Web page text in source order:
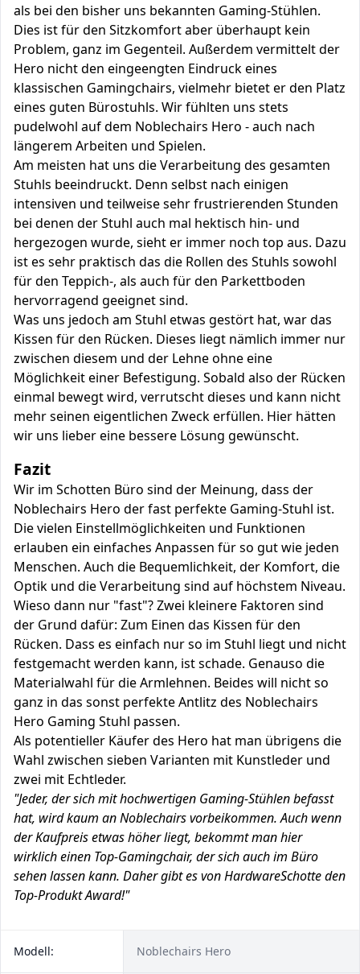
als bei den bisher uns bekannten Gaming-Stühlen.
Dies ist für den Sitzkomfort aber überhaupt kein
Problem, ganz im Gegenteil. Außerdem vermittelt der
Hero nicht den eingeengten Eindruck eines
klassischen Gamingchairs, vielmehr bietet er den Platz
eines guten Bürostuhls. Wir fühlten uns stets
pudelwohl auf dem Noblechairs Hero - auch nach
längerem Arbeiten und Spielen.
Am meisten hat uns die Verarbeitung des gesamten
Stuhls beeindruckt. Denn selbst nach einigen
intensiven und teilweise sehr frustrierenden Stunden
bei denen der Stuhl auch mal hektisch hin- und
hergezogen wurde, sieht er immer noch top aus. Dazu
ist es sehr praktisch das die Rollen des Stuhls sowohl
für den Teppich-, als auch für den Parkettboden
hervorragend geeignet sind.
Was uns jedoch am Stuhl etwas gestört hat, war das
Kissen für den Rücken. Dieses liegt nämlich immer nur
zwischen diesem und der Lehne ohne eine
Möglichkeit einer Befestigung. Sobald also der Rücken
einmal bewegt wird, verrutscht dieses und kann nicht
mehr seinen eigentlichen Zweck erfüllen. Hier hätten
wir uns lieber eine bessere Lösung gewünscht.
Fazit
Wir im Schotten Büro sind der Meinung, dass der
Noblechairs Hero der fast perfekte Gaming-Stuhl ist.
Die vielen Einstellmöglichkeiten und Funktionen
erlauben ein einfaches Anpassen für so gut wie jeden
Menschen. Auch die Bequemlichkeit, der Komfort, die
Optik und die Verarbeitung sind auf höchstem Niveau.
Wieso dann nur "fast"? Zwei kleinere Faktoren sind
der Grund dafür: Zum Einen das Kissen für den
Rücken. Dass es einfach nur so im Stuhl liegt und nicht
festgemacht werden kann, ist schade. Genauso die
Materialwahl für die Armlehnen. Beides will nicht so
ganz in das sonst perfekte Antlitz des Noblechairs
Hero Gaming Stuhl passen.
Als potentieller Käufer des Hero hat man übrigens die
Wahl zwischen sieben Varianten mit Kunstleder und
zwei mit Echtleder.
"Jeder, der sich mit hochwertigen Gaming-Stühlen befasst
hat, wird kaum an Noblechairs vorbeikommen. Auch wenn
der Kaufpreis etwas höher liegt, bekommt man hier
wirklich einen Top-Gamingchair, der sich auch im Büro
sehen lassen kann. Daher gibt es von HardwareSchotte den
Top-Produkt Award!"
Modell: Noblechairs Hero